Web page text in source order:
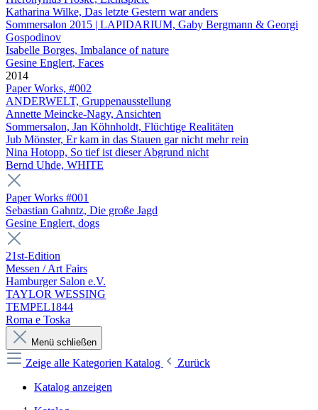
Katharina Wilke, Das letzte Gestern war anders
Sommersalon 2015 | LAPIDARIUM, Gaby Bergmann & Georgi
Gospodinov
Isabelle Borges, Imbalance of nature
Gesine Englert, Faces
2014
Paper Works, #002
ANDERWELT, Gruppenausstellung
Annette Meincke-Nagy, Ansichten
Sommersalon, Jan Köhnholdt, Flüchtige Realitäten
Jub Mönster, Er kam in das Stauen gar nicht mehr rein
Nina Hotopp, So tief ist dieser Abgrund nicht
Bernd Uhde, WHITE
Paper Works #001
Sebastian Gahntz, Die große Jagd
Gesine Englert, dogs
21st-Edition
Messen / Art Fairs
Hamburger Salon e.V.
TAYLOR WESSING
TEMPEL1844
Roma e Toska
Menü schließen
Zeige alle Kategorien Katalog
Zurück
Katalog anzeigen